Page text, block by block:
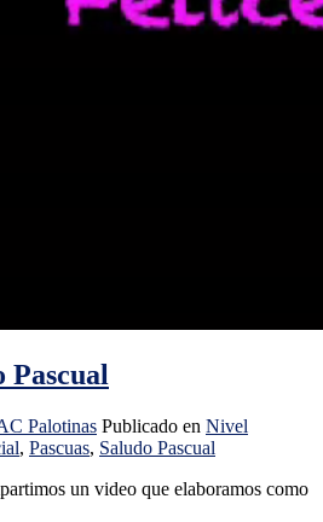
Palotinas Publicado en Nivel
, Pascuas, Saludo Pascual
un video que elaboramos como